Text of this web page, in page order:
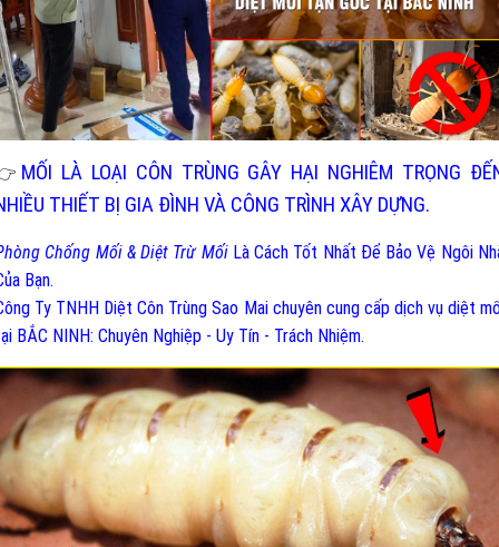
MỐI LÀ LOẠI CÔN TRÙNG GÂY HẠI NGHIÊM TRỌNG
THIẾT BỊ GIA ĐÌNH VÀ CÔNG TRÌNH XÂY DỰNG.
Chống Mối & Diệt Trừ MốiLà Cách Tốt Nhất Để Bảo Vệ Ngôi
Bạn.
Ty TNHH Diệt Côn Trùng Sao Mai chuyên cung cấp dịch vụ diệt
BẮC NINH: Chuyên Nghiệp - Uy Tín - Trách Nhiệm.